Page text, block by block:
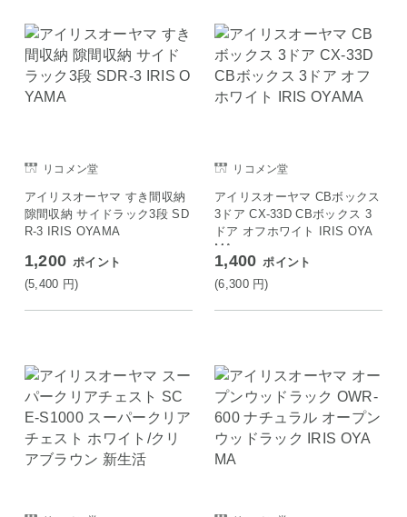
リコメン堂
アイリスオーヤマ すき間収納
隙間収納 サイドラック3段 SD
R-3 IRIS OYAMA
1,200 ポイント
(5,400 円)
リコメン堂
アイリスオーヤマ CBボックス
3ドア CX-33D CBボックス 3
ドア オフホワイト IRIS OYA
MA
1,400 ポイント
(6,300 円)